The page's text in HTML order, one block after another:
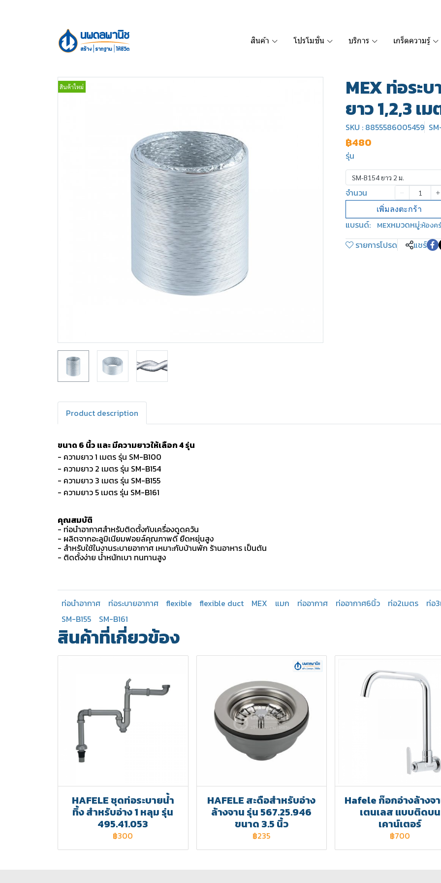
สินค้า โปรโมชั่น บริการ เกร็ดความรู้
สินค้าใหม่ MEX ท่อระ
ยาว 1,2,3 เ
SKU : 8855586005459
฿480
รุ่น
SM-B154 ยาว 2 ม.
จำนวน
เพิ่มลงตะกร้า
แบรนด์: MEXหมวดหมู่:ห้องค
รายการโปรด แชร์
Product description
ขนาด 6 นิ้ว และ มีความยาวให้เลือก 4 รุ่น
- ความยาว 1 เมตร รุ่น SM-B100
- ความยาว 2 เมตร รุ่น SM-B154
- ความยาว 3 เมตร รุ่น SM-B155
- ความยาว 5 เมตร รุ่น SM-B161
คุณสมบัติ
- ท่อนำอากาศสำหรับติดตั้งกับเครื่องดูดควัน
- ผลิตจากอะลูมิเนียมฟอยล์คุณภาพดี ยืดหยุ่นสูง
- สำหรับใช้ในงานระบายอากาศ เหมาะกับบ้านพัก ร้านอาหาร เป็นต้น
- ติดตั้งง่าย น้ำหนักเบา ทนทานสูง
ท่อนำอากาศ ท่อระบายอากาศ flexible flexible duct MEX แมก ท่ออากาศ ท่ออากาศ6นิ้ว ท่อ2เมตร ท่อ
SM-B155
SM-B161
สินค้าที่เกี่ยวข้อง
HAFELE ชุดท่อระบายน้ำ
ทิ้ง สำหรับอ่าง 1 หลุม รุ่น
495.41.053
฿300
HAFELE สะดือสำหรับอ่าง
ล้างจาน รุ่น 567.25.946
ขนาด 3.5 นิ้ว
฿235
Hafele ก๊อกอ่างล้างจ
เตนเลส แบบติดบน
เคาน์เตอร์
฿700